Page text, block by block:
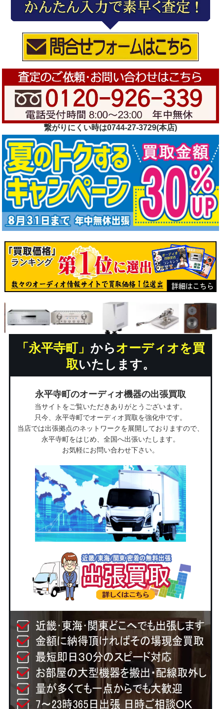
繋がりにくい時は0744-27-3729(本店)
「永平寺町」 からオーディオを買
取いたします。
永平寺町のオーディオ機器の出張買取
当サイトをご覧いただきありがとうございます。
只今、永平寺町でオーディオ買取を強化中です。
当店では出張拠点のネットワークを展開しておりますので、
永平寺町をはじめ、全国へ出張いたします。
お気軽にお問い合わせ下さい。